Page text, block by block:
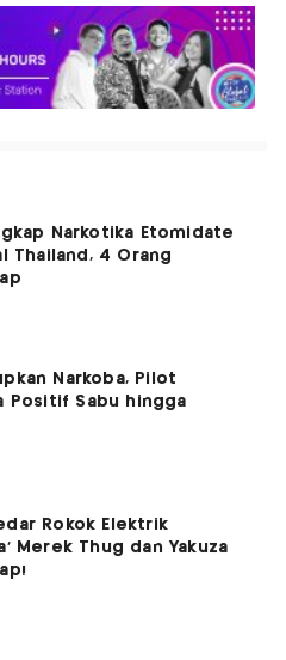
Narkotika Etomidate
Thailand, 4 Orang
Narkoba, Pilot
Positif Sabu hingga
Rokok Elektrik
Merek Thug dan Yakuza